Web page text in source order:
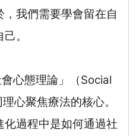
我們需要學會留在自
。
心態理論」（Social
心聚焦療法的核心。
過程中是如何通過社